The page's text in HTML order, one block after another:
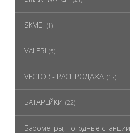
SKMEI (1)
VALERI (5)
VECTOR - РАСПРОДАЖА (17)
БАТАРЕЙКИ (22)
Барометры, погодные станции